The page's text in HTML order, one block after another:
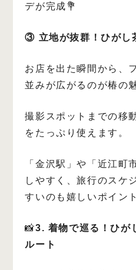
デが完成💐
③ 立地が抜群！ひがし
お店を出た瞬間から、
並みが広がるのが椿の
撮影スポットまでの移
をたっぷり使えます。
「金沢駅」や「近江町
しやすく、旅行のスケ
すいのも嬉しいポイン
📸3. 着物で巡る！ひが
ルート